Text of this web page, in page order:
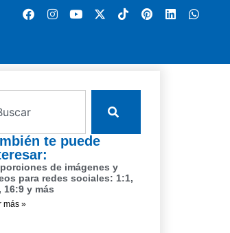
te puede
de imágenes y
para redes sociales: 1:1,
16:9 y más
más »